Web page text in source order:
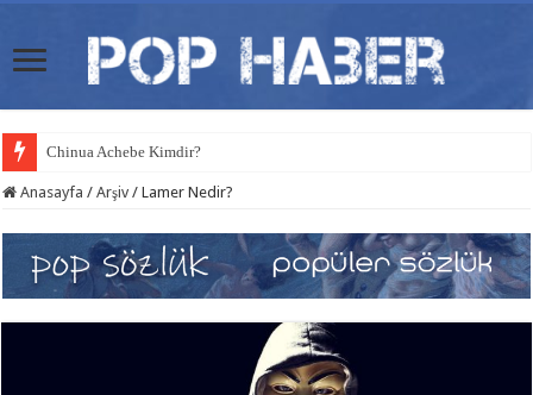
Chinua Achebe Kimdir?
Anasayfa / Arşiv / Lamer Nedir?